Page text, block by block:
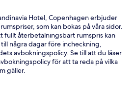
Hotel, Copenhagen erbjuder
som kan bokas på våra sidor.
fullt återbetalningsbart rumspris kan
några dagar före incheckning,
avbokningspolicy. Se till att du läser
för att ta reda på vilka
gäller.